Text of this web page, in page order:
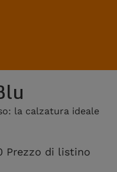
la calzatura ideale
Prezzo di listino